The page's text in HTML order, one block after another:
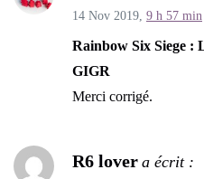
14 Nov 2019, 9 h 57 min
Rainbow Six Siege :
GIGR
Merci corrigé.
R6 lover a écrit :